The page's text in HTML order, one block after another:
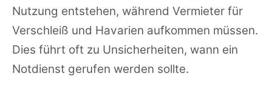
Nutzung entstehen, während Vermieter für
Verschleiß und Havarien aufkommen müssen.
Dies führt oft zu Unsicherheiten, wann ein
Notdienst gerufen werden sollte.